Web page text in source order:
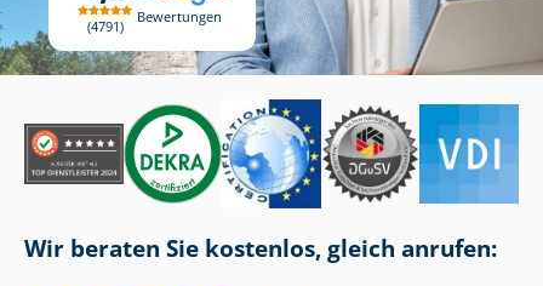
4791
Bewertungen
Wir beraten Sie kostenlos, gleich anrufen: